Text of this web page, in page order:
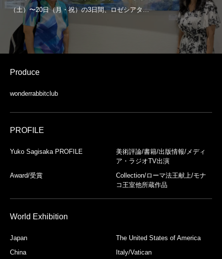
Produce
wonderrabbitclub
PROFILE
Yuko Sagisaka PROFILE
美術評論/書籍/出版情報/メディ
ア・ラジオTV出演
Award/受賞
Collection/ローマ法王献上/モナ
コ王室他所蔵作品
World Exhibition
Japan
The United States of America
China
Italy/Vatican